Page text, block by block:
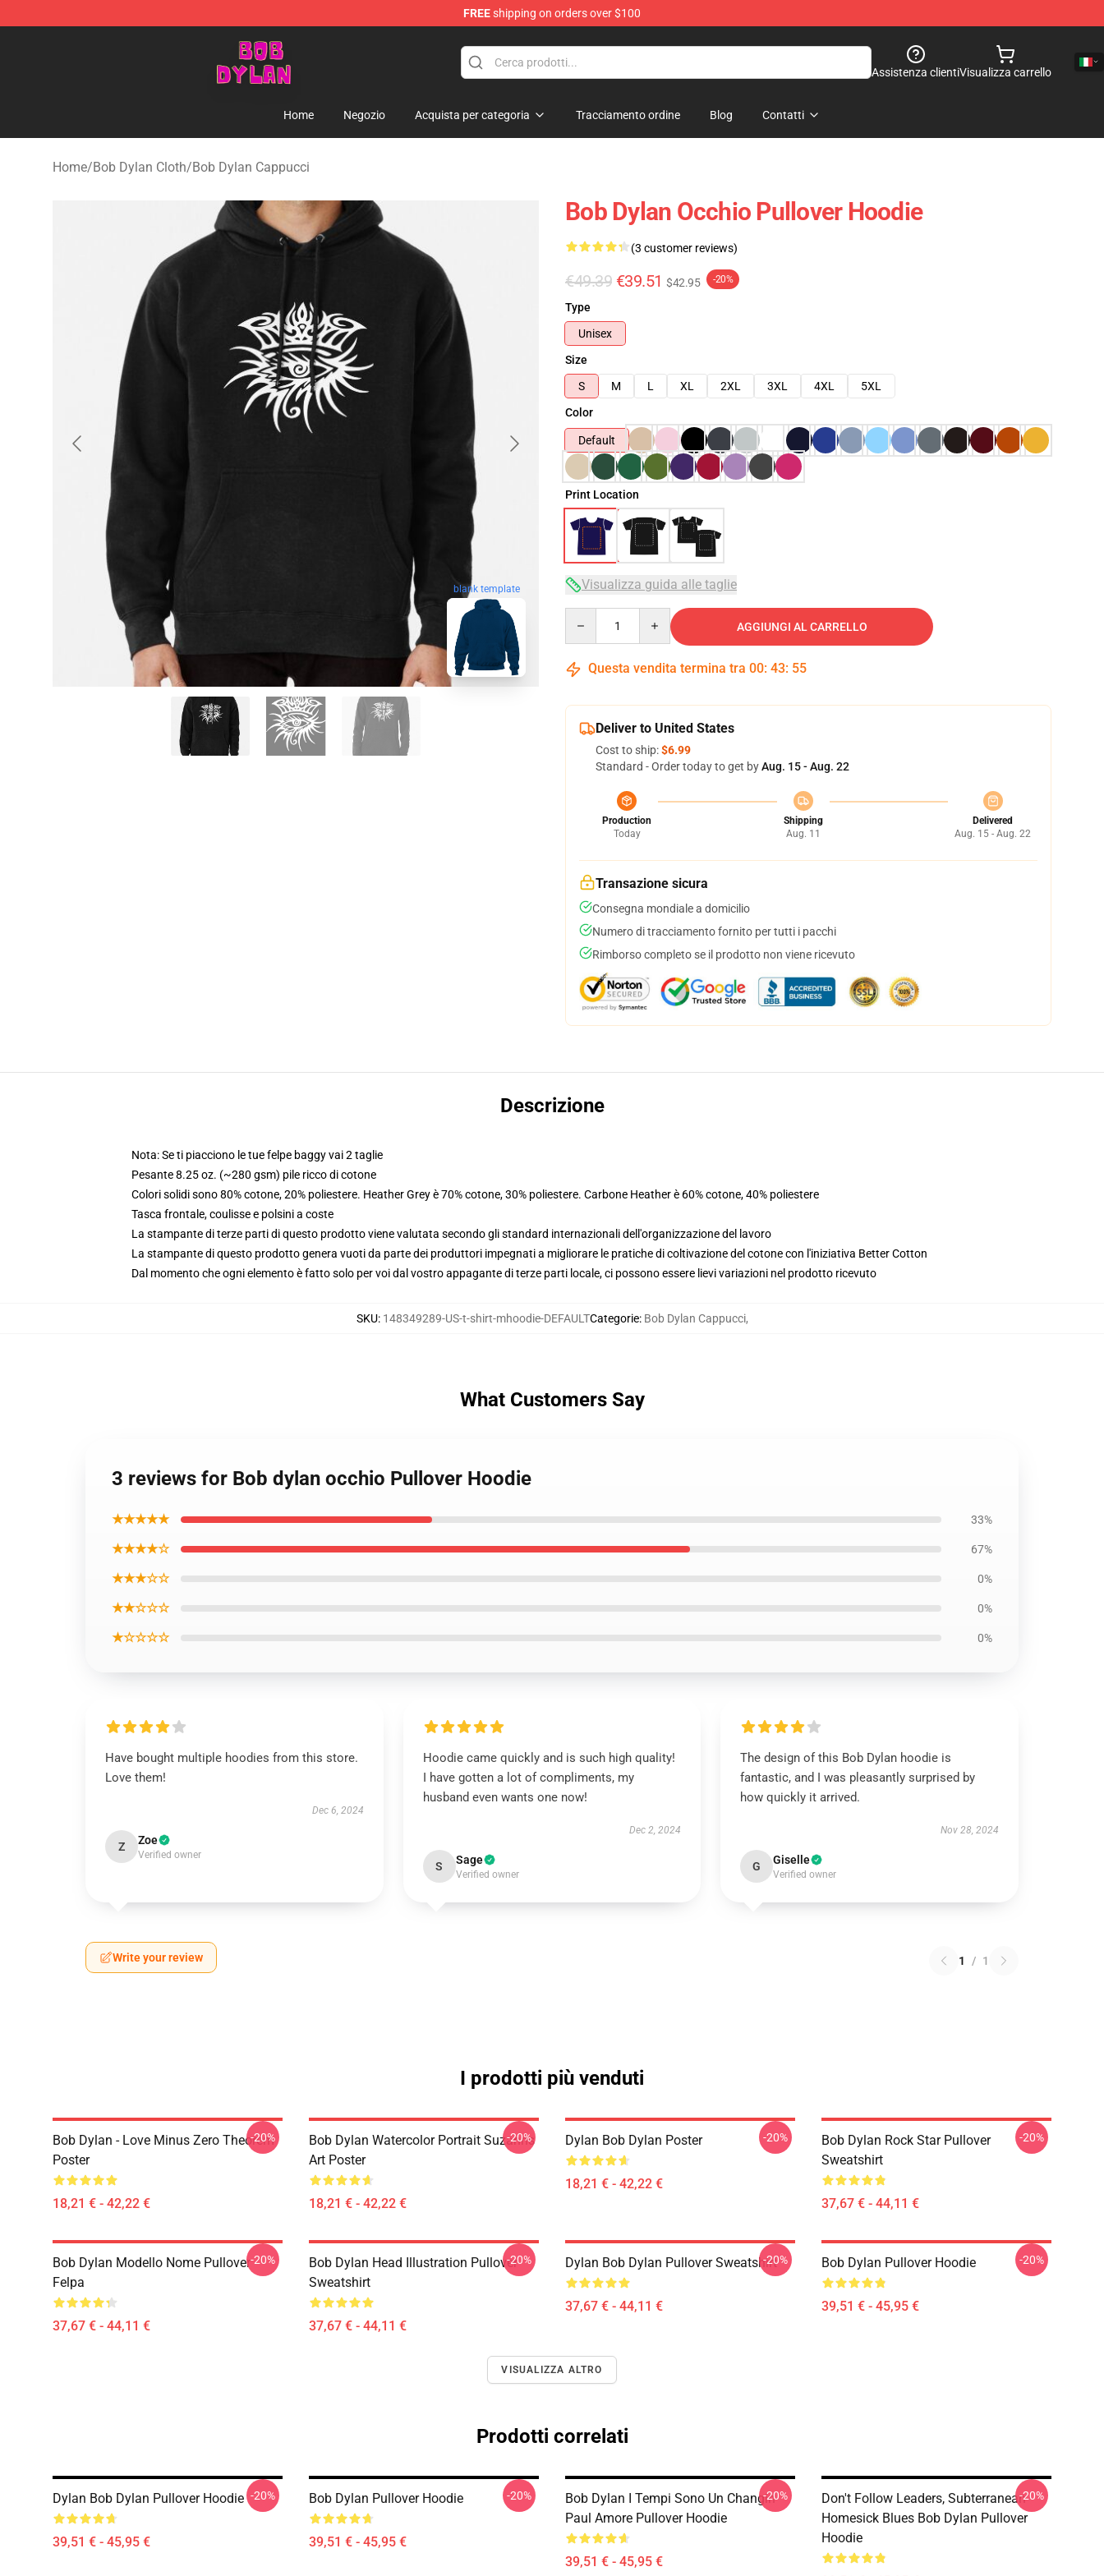
FREEshipping on orders over $100
Bob Dylan Store - Official Bob Dylan Merchandise Shop
Assistenza clientiVisualizza carrello
Home Negozio Acquista per categoria Tracciamento ordine Blog Contatti
Home/Bob Dylan Cloth/Bob Dylan Cappucci
blank template
Bob Dylan Occhio Pullover Hoodie
(3 customer reviews)
€49.39 €39.51 $42.95 -20%
Type
Unisex
Size
S
M L XL 2XL 3XL 4XL
5XL
Color
Default
Print Location
Visualizza guida alle taglie
AGGIUNGI AL CARRELLO
Questa vendita termina tra 00: 43: 54
Deliver to United States
Cost to ship:$6.99
Standard - Order today to get byAug. 15 - Aug. 22
Production
Today
Shipping
Aug. 11
Delivered
Aug. 15 - Aug. 22
Transazione sicura
Consegna mondiale a domicilio
Numero di tracciamento fornito per tutti i pacchi
Rimborso completo se il prodotto non viene ricevuto
Descrizione
Nota: Se ti piacciono le tue felpe baggy vai 2 taglie
Pesante 8.25 oz. (~280 gsm) pile ricco di cotone
Colori solidi sono 80% cotone, 20% poliestere. Heather Grey è 70% cotone, 30% poliestere. Carbone Heather è 60% cotone, 40% poliestere
Tasca frontale, coulisse e polsini a coste
La stampante di terze parti di questo prodotto viene valutata secondo gli standard internazionali dell'organizzazione del lavoro
La stampante di questo prodotto genera vuoti da parte dei produttori impegnati a migliorare le pratiche di coltivazione del cotone con l'iniziativa Better Cotton
Dal momento che ogni elemento è fatto solo per voi dal vostro appagante di terze parti locale, ci possono essere lievi variazioni nel prodotto ricevuto
SKU: 148349289-US-t-shirt-mhoodie-DEFAULTCategorie: Bob Dylan Cappucci,
What Customers Say
3 reviews for Bob dylan occhio Pullover Hoodie
★★★★★ 33%
★★★★☆ 67%
★★★☆☆ 0%
★★☆☆☆ 0%
★☆☆☆☆ 0%
Have bought multiple hoodies from this store.
Love them!
Dec 6, 2024
Z Zoe
Verified owner
Hoodie came quickly and is such high quality!
I have gotten a lot of compliments, my
husband even wants one now!
Dec 2, 2024
S Sage
Verified owner
The design of this Bob Dylan hoodie is
fantastic, and I was pleasantly surprised by
how quickly it arrived.
Nov 28, 2024
G Giselle
Verified owner
Write your review 1 / 1
I prodotti più venduti
Bob Dylan - Love Minus Zero Theorem
Poster
18,21 € - 42,22 €
-20%
Bob Dylan Watercolor Portrait Suzanns
Art Poster
18,21 € - 42,22 €
-20% Dylan Bob Dylan Poster
18,21 € - 42,22 €
-20%
Bob Dylan Rock Star Pullover
Sweatshirt
37,67 € - 44,11 €
-20%
Bob Dylan Modello Nome Pullover
Felpa
37,67 € - 44,11 €
-20%
Bob Dylan Head Illustration Pullover
Sweatshirt
37,67 € - 44,11 €
-20% Dylan Bob Dylan Pullover Sweatshirt
37,67 € - 44,11 €
-20% Bob Dylan Pullover Hoodie
39,51 € - 45,95 €
-20%
VISUALIZZA ALTRO
Prodotti correlati
Dylan Bob Dylan Pullover Hoodie
39,51 € - 45,95 €
-20% Bob Dylan Pullover Hoodie
39,51 € - 45,95 €
-20%
Bob Dylan I Tempi Sono Un Changin
Paul Amore Pullover Hoodie
39,51 € - 45,95 €
-20%
Don't Follow Leaders, Subterranean
Homesick Blues Bob Dylan Pullover
Hoodie
-20%